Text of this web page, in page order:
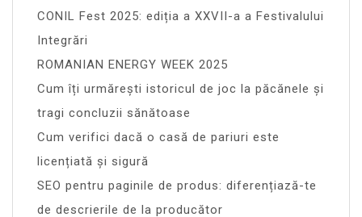
CONIL Fest 2025: ediția a XXVII-a a Festivalului
Integrări
ROMANIAN ENERGY WEEK 2025
Cum îți urmărești istoricul de joc la păcănele și
tragi concluzii sănătoase
Cum verifici dacă o casă de pariuri este
licențiată și sigură
SEO pentru paginile de produs: diferențiază-te
de descrierile de la producător